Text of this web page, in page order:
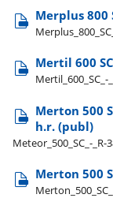
Merplus 800
Mertil 600
Mertil​_600​_SC​_-​
Merton 500
h.r. (publ)
Meteor​_500​_SC​_-​
Merton 500